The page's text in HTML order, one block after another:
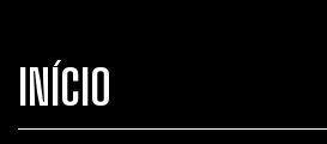
INÍCIO